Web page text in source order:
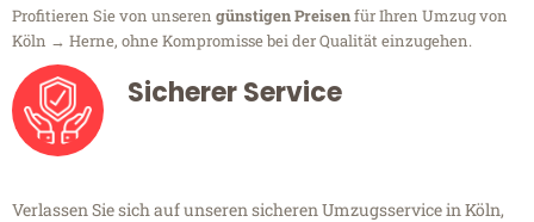
Profitieren Sie von unseren günstigen Preisenfür Ihren Umzug von
Köln → Herne, ohne Kompromisse bei der Qualität einzugehen.
Sicherer Service
Verlassen Sie sich auf unseren sicheren Umzugsservice in Köln,